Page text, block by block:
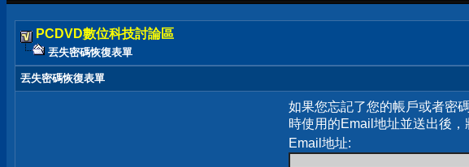
PCDVD數位科技討論區
丟失密碼恢復表單
丟失密碼恢復表單
如果您忘記了您的帳戶或者密
時使用的Email地址並送出後，
Email地址: